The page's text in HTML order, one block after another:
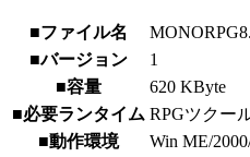
■ファイル名
■バージョン
1
■容量
620 KByte
■必要ランタイム RPGツクー
■動作環境
Win ME/